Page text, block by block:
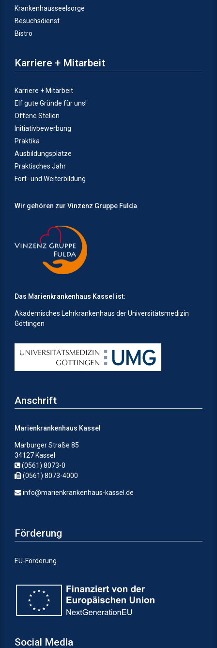
Krankenhausseelsorge
Besuchsdienst
Bistro
Karriere + Mitarbeit
Karriere + Mitarbeit
Elf gute Gründe für uns!
Offene Stellen
Initiativbewerbung
Praktika
Ausbildungsplätze
Praktisches Jahr
Fort- und Weiterbildung
Wir gehören zur Vinzenz Gruppe Fulda
Das Marienkrankenhaus Kassel ist:
Akademisches Lehrkrankenhaus der Universitätsmedizin
Göttingen
Anschrift
Marienkrankenhaus Kassel
Marburger Straße 85
34127 Kassel
(0561) 8073-0
(0561) 8073-4000
info@marienkrankenhaus-kassel.de
Förderung
EU-Förderung
Social Media